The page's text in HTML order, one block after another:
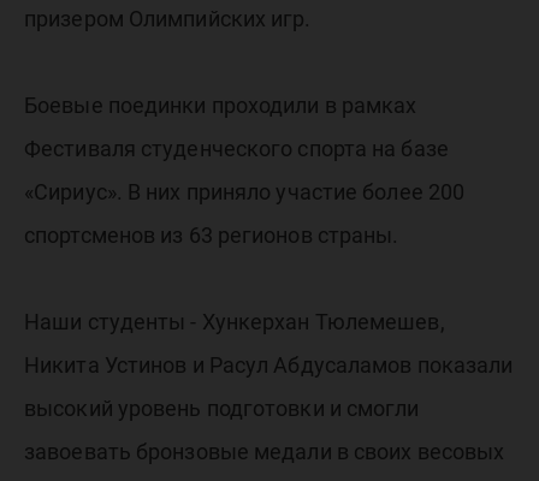
призером Олимпийских игр.
Боевые поединки проходили в рамках
Фестиваля студенческого спорта на базе
«Сириус». В них приняло участие более 200
спортсменов из 63 регионов страны.
Наши студенты - Хункерхан Тюлемешев,
Никита Устинов и Расул Абдусаламов показали
высокий уровень подготовки и смогли
завоевать бронзовые медали в своих весовых